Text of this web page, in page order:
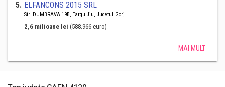
5. ELFANCONS 2015 SRL
Str. DUMBRAVA 19B, Targu Jiu, Judetul Gorj
2,6 milioane lei (588.966 euro)
MAI MULT